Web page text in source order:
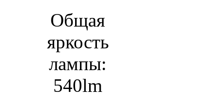
Общая
яркость
лампы:
540lm